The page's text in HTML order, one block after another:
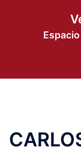
contenido